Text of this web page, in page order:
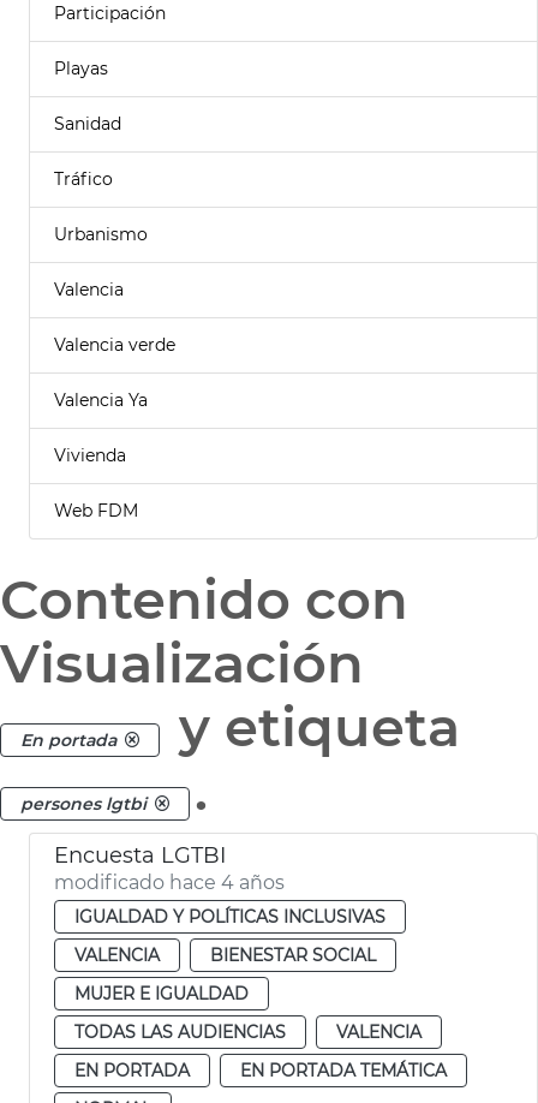
Participación
Playas
Sanidad
Tráfico
Urbanismo
Valencia
Valencia verde
Valencia Ya
Vivienda
Web FDM
Contenido con
Visualización
En portada y etiqueta
persones lgtbi .
Encuesta LGTBI
modificado hace 4 años
IGUALDAD Y POLÍTICAS INCLUSIVAS
VALENCIA
BIENESTAR SOCIAL
MUJER E IGUALDAD
TODAS LAS AUDIENCIAS
VALENCIA
EN PORTADA
EN PORTADA TEMÁTICA